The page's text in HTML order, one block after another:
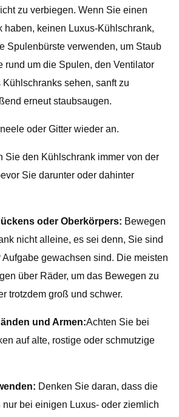
zu verbiegen. Wenn Sie einen
haben, keinen Luxus-Kühlschrank,
Spulenbürste verwenden, um Staub
rund um die Spulen, den Ventilator
sehen, sanft zu
erneut staubsaugen.
oder Gitter wieder an.
Sie den Kühlschrank immer von der
Sie darunter oder dahinter
oder Oberkörpers: Bewegen
nicht alleine, es sei denn, Sie sind
gewachsen sind. Die meisten
über Räder, um das Bewegen zu
trotzdem groß und schwer.
und Armen:Achten Sie bei
auf alte, rostige oder schmutzige
Denken Sie daran, dass die
bei einigen Luxus- oder ziemlich